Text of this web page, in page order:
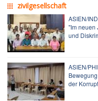
zivilgesellschaft
ASIEN/
"Im neuen
und
ASIEN/
der